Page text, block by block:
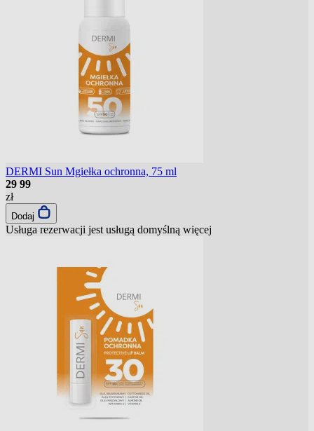
DERMI Sun Mgiełka ochronna, 75 ml
29 99
zł
Dodaj
Usługa rezerwacji jest usługą domyślną więcej